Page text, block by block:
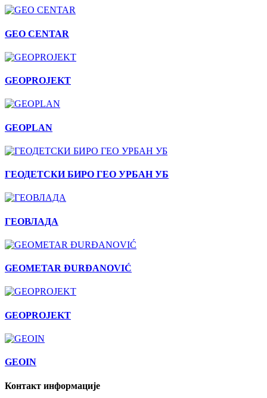
GEO CENTAR
GEOPROJEKT
GEOPLAN
ГЕОДЕТСКИ БИРО ГЕО УРБАН УБ
ГЕОВЛАДА
GEOMETAR ĐURĐANOVIĆ
GEOPROJEKT
GEOIN
Контакт информације